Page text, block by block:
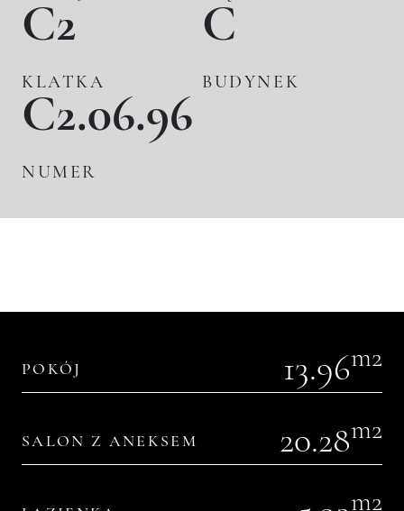
C2
KLATKA
C
BUDYNEK
C2.06.96
NUMER
POKÓJ 13.96m2
SALON Z ANEKSEM 20.28m2
m2